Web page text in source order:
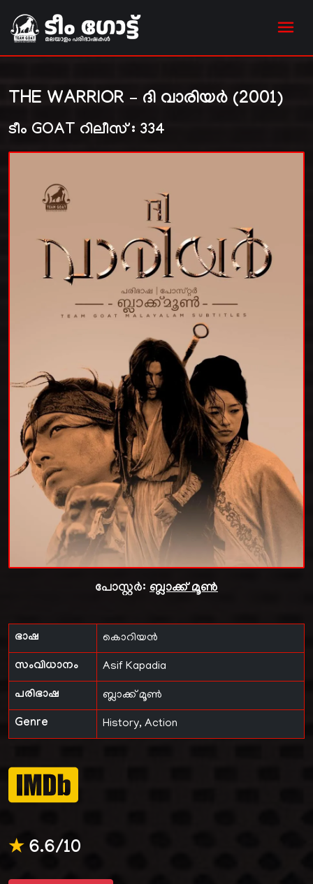
THE WARRIOR – ദി വാരിയർ (2001)
ടീം GOAT റിലീസ് : 334
പോസ്റ്റർ: ബ്ലാക്ക് മൂൺ
ഭാഷ കൊറിയൻ
സംവിധാനം Asif Kapadia
പരിഭാഷ ബ്ലാക്ക് മൂൺ
Genre History, Action
★6.6/10